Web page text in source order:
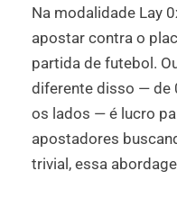
Na modalidade Lay
apostar contra o
partida de futebol.
diferente disso — de
os lados — é lucro
apostadores
trivial, essa